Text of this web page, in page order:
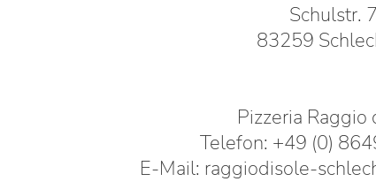
Schulstr. 7
83259
Pizzeria Raggio
Telefon: +49 (0)
E-Mail: raggiodisole-